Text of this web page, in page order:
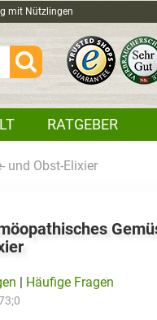
mit Nützlingen
RATGEBER
und Obst-Elixier
| Häufige Fragen